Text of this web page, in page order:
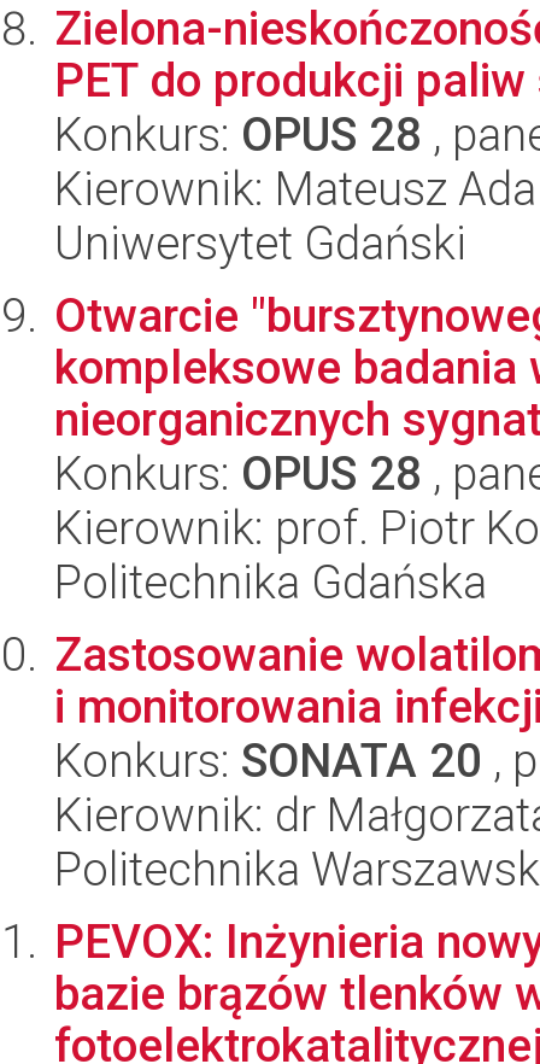
Zielona-
PET do produkcji paliw
Konkurs: OPUS 28 ,
Kierownik: Mateusz
Uniwersytet Gdański
Otwarcie
kompleksowe badania
nieorganicznych
Konkurs: OPUS 28 ,
Kierownik: prof. Piotr
Politechnika Gdańska
Zastosowanie
i monitorowania
Konkurs: SONATA 20 ,
Kierownik: dr
Politechnika
PEVOX: Inżynieria
bazie brązów tlenków